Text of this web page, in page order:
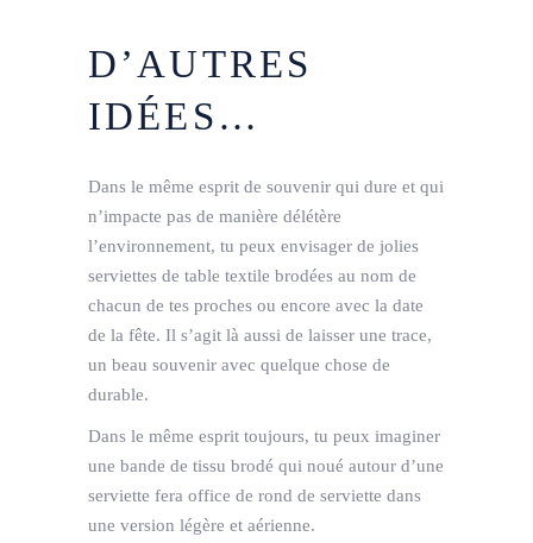
D’AUTRES
IDÉES…
Dans le même esprit de souvenir qui dure et qui
n’impacte pas de manière délétère
l’environnement, tu peux envisager de jolies
serviettes de table textile brodées au nom de
chacun de tes proches ou encore avec la date
de la fête. Il s’agit là aussi de laisser une trace,
un beau souvenir avec quelque chose de
durable.
Dans le même esprit toujours, tu peux imaginer
une bande de tissu brodé qui noué autour d’une
serviette fera office de rond de serviette dans
une version légère et aérienne.